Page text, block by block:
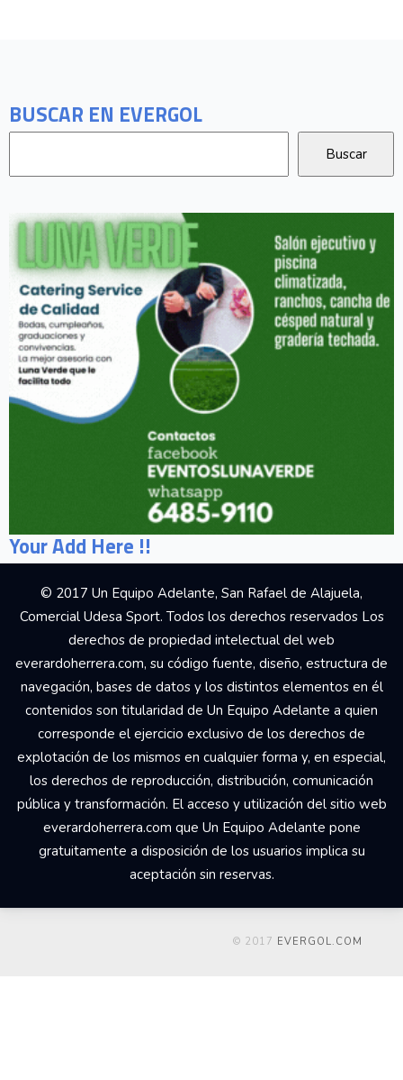
BUSCAR EN EVERGOL
Your Add Here !!
© 2017 Un Equipo Adelante, San Rafael de Alajuela,
Comercial Udesa Sport. Todos los derechos reservados Los
derechos de propiedad intelectual del web
everardoherrera.com, su código fuente, diseño, estructura de
navegación, bases de datos y los distintos elementos en él
contenidos son titularidad de Un Equipo Adelante a quien
corresponde el ejercicio exclusivo de los derechos de
explotación de los mismos en cualquier forma y, en especial,
los derechos de reproducción, distribución, comunicación
pública y transformación. El acceso y utilización del sitio web
everardoherrera.com que Un Equipo Adelante pone
gratuitamente a disposición de los usuarios implica su
aceptación sin reservas.
© 2017 EVERGOL.COM